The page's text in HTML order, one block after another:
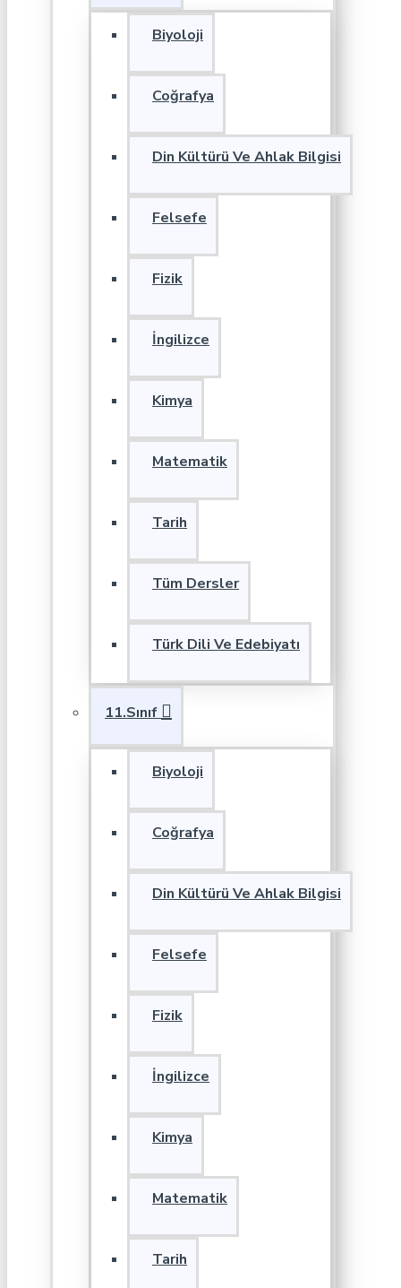
Biyoloji
Coğrafya
Din Kültürü Ve Ahlak Bilgisi
Felsefe
Fizik
İngilizce
Kimya
Matematik
Tarih
Tüm Dersler
Türk Dili Ve Edebiyatı
11.Sınıf
Biyoloji
Coğrafya
Din Kültürü Ve Ahlak Bilgisi
Felsefe
Fizik
İngilizce
Kimya
Matematik
Tarih